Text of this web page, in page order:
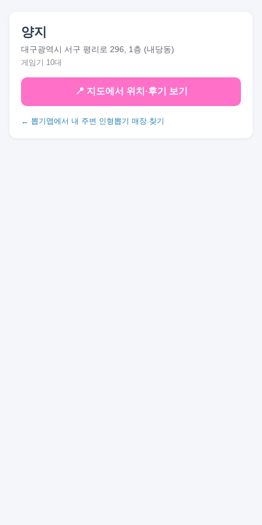
양지
대구광역시 서구 평리로 296, 1층 (내당동)
게임기 10대
📍 지도에서 위치·후기 보기
← 뽑기맵에서 내 주변 인형뽑기 매장 찾기